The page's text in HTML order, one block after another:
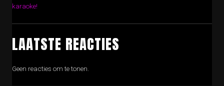
karaoke!
LAATSTE REACTIES
Geen reacties om te tonen.